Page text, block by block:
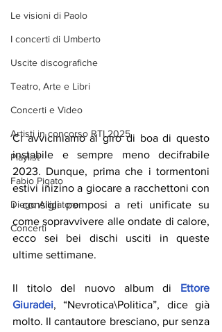
Le visioni di Paolo
I concerti di Umberto
Uscite discografiche
Teatro, Arte e Libri
Concerti e Video
Artisti in concorso RTI 2025
Playlist
Fabio Pigato
Diego Alligatore
Concerti
Ci avviciniamo al giro di boa di questo
instabile e sempre meno decifrabile
2023. Dunque, prima che i tormentoni
estivi inizino a giocare a racchettoni con
i consigli pomposi a reti unificate su
come sopravvivere alle ondate di calore,
ecco sei bei dischi usciti in queste
ultime settimane.
Il titolo del nuovo album di Ettore
Giuradei, “Nevrotica\Politica”, dice già
molto. Il cantautore bresciano, pur senza